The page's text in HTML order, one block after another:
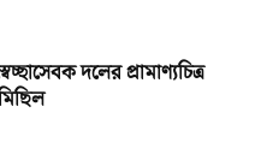
দলের প্রামাণ্যচিত্র